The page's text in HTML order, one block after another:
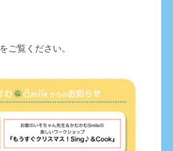
をご覧ください。